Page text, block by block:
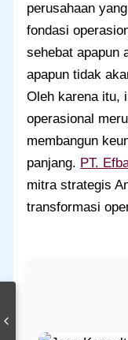
perusahaan
fondasi
sehebat apapun
apapun tidak
Oleh karena itu,
operasional
membangun
panjang. PT.
mitra strategis
transformasi